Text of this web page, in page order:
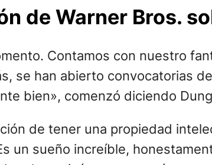
de Warner Bros.
Contamos con nuestro
se han abierto convocatorias
bien», comenzó diciendo
de tener una propiedad
un sueño increíble,